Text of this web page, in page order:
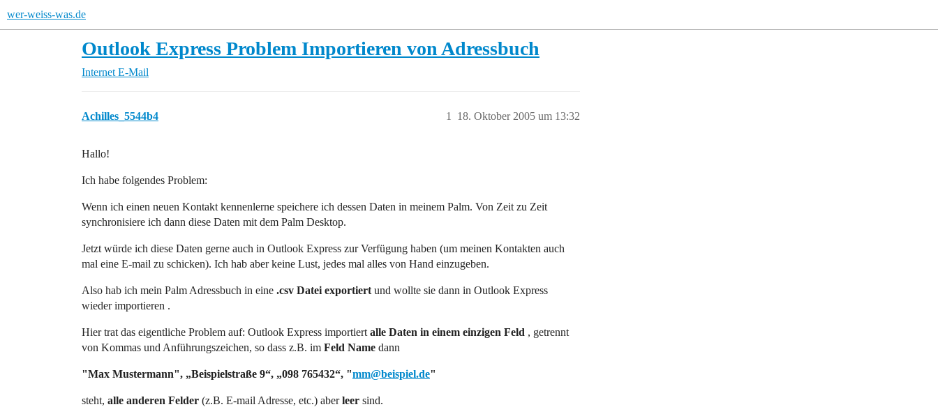
wer-weiss-was.de
Outlook Express Problem Importieren von Adressbuch
Internet E-Mail
Achilles_5544b4 18. Oktober 2005 um 13:32
1
Hallo!
Ich habe folgendes Problem:
Wenn ich einen neuen Kontakt kennenlerne speichere ich dessen Daten in meinem Palm. Von Zeit zu Zeit
synchronisiere ich dann diese Daten mit dem Palm Desktop.
Jetzt würde ich diese Daten gerne auch in Outlook Express zur Verfügung haben (um meinen Kontakten auch
mal eine E-mail zu schicken). Ich hab aber keine Lust, jedes mal alles von Hand einzugeben.
Also hab ich mein Palm Adressbuch in eine .csv Datei exportiert und wollte sie dann in Outlook Express
wieder importieren .
Hier trat das eigentliche Problem auf: Outlook Express importiert alle Daten in einem einzigen Feld , getrennt
von Kommas und Anführungszeichen, so dass z.B. im Feld Name dann
"Max Mustermann", „Beispielstraße 9“, „098 765432“, "mm@beispiel.de"
steht, alle anderen Felder (z.B. E-mail Adresse, etc.) aberleer sind.